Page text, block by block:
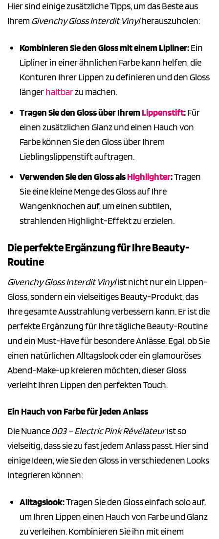
Hier sind einige zusätzliche Tipps, um das Beste aus
Ihrem Givenchy Gloss Interdit Vinylherauszuholen:
Kombinieren Sie den Gloss mit einem Lipliner:Ein
Lipliner in einer ähnlichen Farbe kann helfen, die
Konturen Ihrer Lippen zu definieren und den Gloss
längerhaltbarzu machen.
Tragen Sie den Gloss über IhremLippenstift:Für
einen zusätzlichen Glanz und einen Hauch von
Farbe können Sie den Gloss über Ihrem
Lieblingslippenstift auftragen.
Verwenden Sie den Gloss alsHighlighter:Tragen
Sie eine kleine Menge des Gloss auf Ihre
Wangenknochen auf, um einen subtilen,
strahlenden Highlight-Effekt zu erzielen.
Die perfekte Ergänzung für Ihre Beauty-
Routine
Givenchy Gloss Interdit Vinylist nicht nur ein Lippen-
Gloss, sondern ein vielseitiges Beauty-Produkt, das
Ihre gesamte Ausstrahlung verbessern kann. Er ist die
perfekte Ergänzung für Ihre tägliche Beauty-Routine
und ein Must-Have für besondere Anlässe. Egal, ob Sie
einen natürlichen Alltagslook oder ein glamouröses
Abend-Make-up kreieren möchten, dieser Gloss
verleiht Ihren Lippen den perfekten Touch.
Ein Hauch von Farbe für jeden Anlass
Die Nuance 003 – Electric Pink Révélateurist so
vielseitig, dass sie zu fast jedem Anlass passt. Hier sind
einige Ideen, wie Sie den Gloss in verschiedenen Looks
integrieren können:
Alltagslook:Tragen Sie den Gloss einfach solo auf,
um Ihren Lippen einen Hauch von Farbe und Glanz
zu verleihen. Kombinieren Sie ihn mit einem